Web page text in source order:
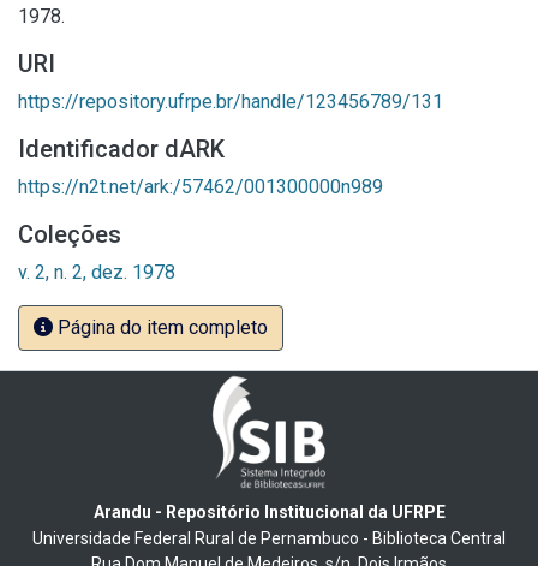
1978.
URI
https://repository.ufrpe.br/handle/123456789/131
Identificador dARK
https://n2t.net/ark:/57462/001300000n989
Coleções
v. 2, n. 2, dez. 1978
Página do item completo
Arandu - Repositório Institucional da UFRPE
Universidade Federal Rural de Pernambuco - Biblioteca Central